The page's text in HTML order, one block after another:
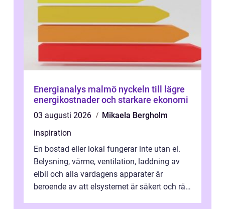
Energianalys malmö nyckeln till lägre
energikostnader och starkare ekonomi
03 augusti 2026
Mikaela Bergholm
inspiration
En bostad eller lokal fungerar inte utan el.
Belysning, värme, ventilation, laddning av
elbil och alla vardagens apparater är
beroende av att elsystemet är säkert och rätt